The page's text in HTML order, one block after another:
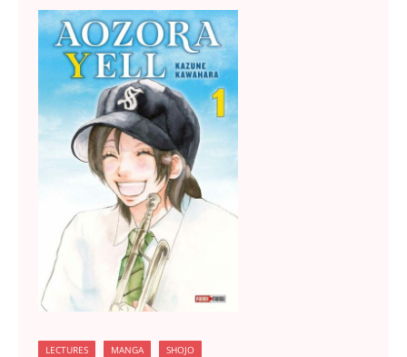
LECTURES MANGA SHOJO